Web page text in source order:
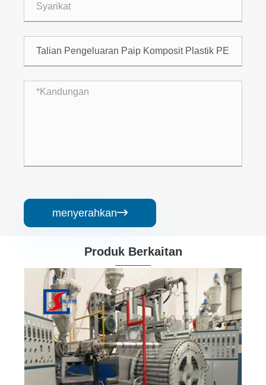
menyerahkan
Produk Berkaitan
Talian Pengeluaran Tiub Karat Sambungan
Berdiameter Besar HDPE
Lihat Lagi >>